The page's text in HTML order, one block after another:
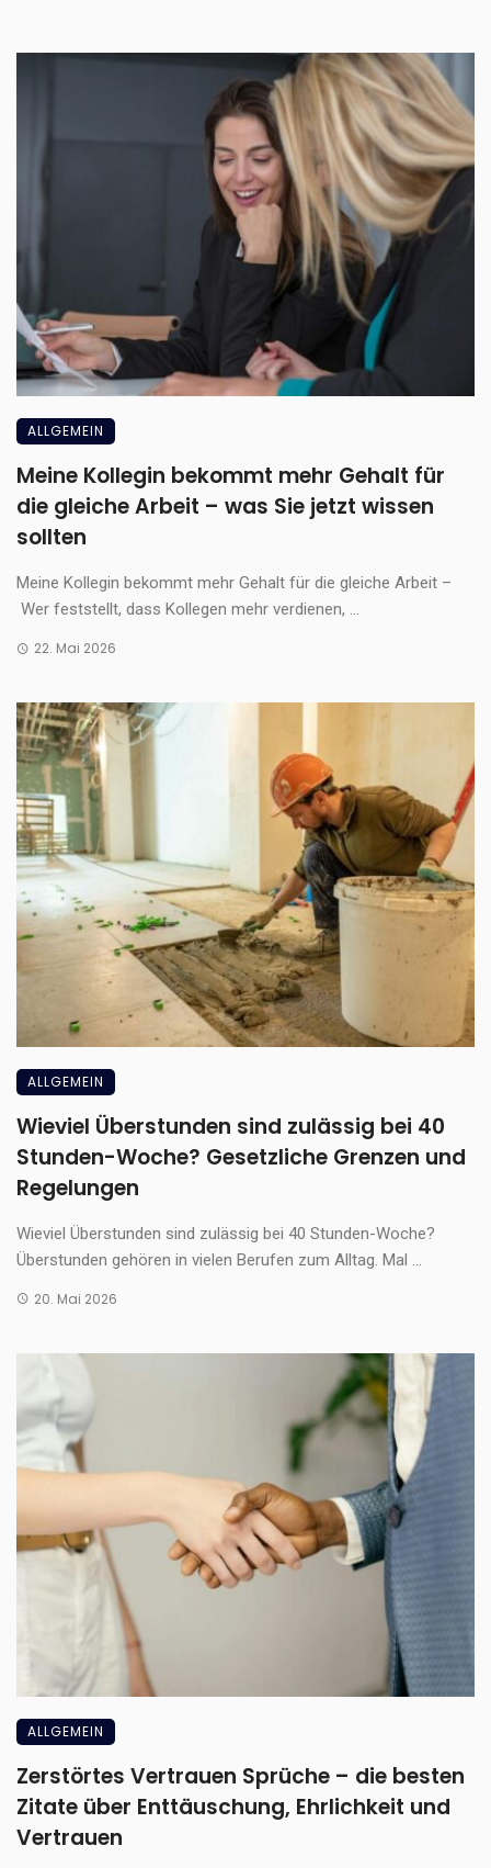
ALLGEMEIN
Meine Kollegin bekommt mehr Gehalt für
die gleiche Arbeit – was Sie jetzt wissen
sollten
Meine Kollegin bekommt mehr Gehalt für die gleiche Arbeit –
Wer feststellt, dass Kollegen mehr verdienen, ...
22. Mai 2026
ALLGEMEIN
Wieviel Überstunden sind zulässig bei 40
Stunden-Woche? Gesetzliche Grenzen und
Regelungen
Wieviel Überstunden sind zulässig bei 40 Stunden-Woche?
Überstunden gehören in vielen Berufen zum Alltag. Mal ...
20. Mai 2026
ALLGEMEIN
Zerstörtes Vertrauen Sprüche – die besten
Zitate über Enttäuschung, Ehrlichkeit und
Vertrauen